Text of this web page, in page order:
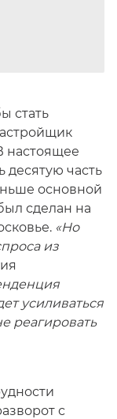
стать
настоящее
десятую часть
основной
сделан на
«Но
из
усиливаться
реагировать
с